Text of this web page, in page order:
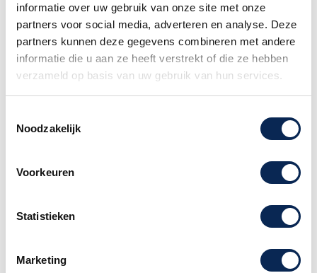
informatie over uw gebruik van onze site met onze
partners voor social media, adverteren en analyse. Deze
partners kunnen deze gegevens combineren met andere
informatie die u aan ze heeft verstrekt of die ze hebben
verzameld op basis van uw gebruik van hun services.
Noodzakelijk
Voorkeuren
Statistieken
Marketing
snaar apart. Zo ontstaat er een snarenset voor
elk bepaalt 'model' gitaar. De 'kern' van de
snaar maakt het verschil.
Nieuw ontwikkelde snaren door
Santa Cruz Guitar Company
spanning. Terwijl gauge gewoon de meting van
spanning van een snaar het relatieve volume ten
opzichte van de andere snaren (EQ). De
verhouding tussen kern en wikkel, die sterk kan
variëren tussen fabrikanten. Dit kan leiden tot
verschillen van meerdere soorten spanningen
tussen merken en een onlogische EQ binnen een